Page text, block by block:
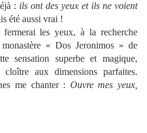
: ils ont des yeux et ils ne voient
été aussi vrai !
fermerai les yeux, à la recherche
« Dos Jeronimos » de
sensation superbe et magique,
aux dimensions parfaites.
me chanter : Ouvre mes yeux,